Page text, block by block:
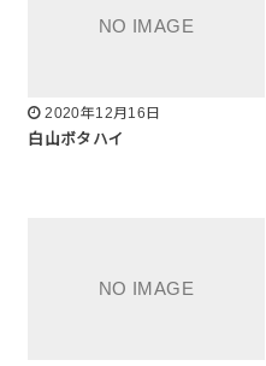
2020年12月16日
白山ボタハイ